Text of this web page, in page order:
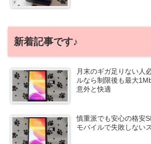
新着記事です♪
月末のギガ足りない人
ルなら制限後も最大
意外と快適
慎重派でも安心の格安
モバイルで失敗しない